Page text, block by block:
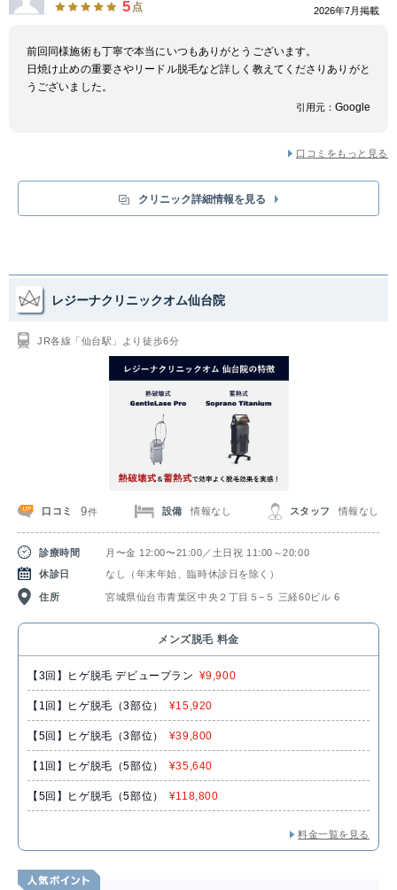
5 点 2026年7月掲載
前回同様施術も丁寧で本当にいつもありがとうございます。
日焼け止めの重要さやリードル脱毛など詳しく教えてくださりありがと
うございました。
引用元： Google
口コミをもっと見る
クリニック詳細情報を見る
レジーナクリニックオム仙台院
JR各線「仙台駅」より徒歩6分
口コミ 9件 設備 情報なし スタッフ 情報なし
診療時間
月〜金 12:00〜21:00／土日祝 11:00～20:00
休診日
なし（年末年始、臨時休診日を除く）
住所 宮城県仙台市青葉区中央２丁目５−５ 三経60ビル 6
メンズ脱毛 料金
【3回】ヒゲ脱毛 デビュープラン ¥9,900
【1回】ヒゲ脱毛（3部位） ¥15,920
【5回】ヒゲ脱毛（3部位） ¥39,800
【1回】ヒゲ脱毛（5部位） ¥35,640
【5回】ヒゲ脱毛（5部位） ¥118,800
料金一覧を見る